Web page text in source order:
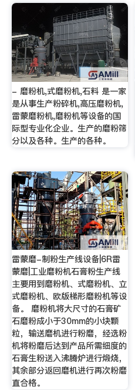
- 磨粉机,式磨粉机,石料 是一家
是从事生产粉碎机,高压磨粉机,
雷蒙磨粉机,磨粉机等设备的国
际型专业化企业。生产的磨粉筛
分以及各种。生产的各种。
雷蒙磨-制粉生产线设备|6R雷
蒙磨|工业磨粉机石膏粉生产线
主要用到磨粉机、式磨粉机、立
式磨粉机、欧版梯形磨粉机等设
备。 磨粉机将大尺寸的石膏矿
石磨粉成小于30mm的小块颗
粒，输送磨机进行粉磨，经选粉
机将粉磨后达到产品所需细度的
石膏生粉送入沸腾炉进行煅烧，
其余部分返回磨机进行再次粉磨
直合格。